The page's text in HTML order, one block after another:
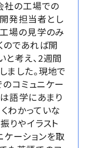
社の工場での
発担当者とし
場の見学のみ
のであれば開
考え、2週間
した。現地で
コミュニケー
語学にあまり
わかっていな
りやイラスト
ーションを取